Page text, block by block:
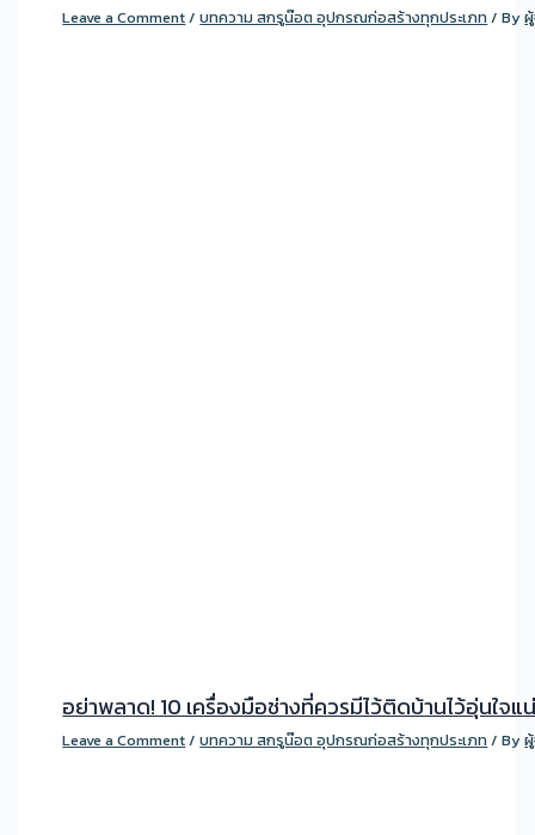
Leave a Comment/บทความ สกรูน๊อต อุปกรณก่อสร้างทุกประเภท / By
อย่าพลาด! 10 เครื่องมือช่างที่ควรมีไว้ติดบ้านไว้อุ่นใจ
Leave a Comment/บทความ สกรูน๊อต อุปกรณก่อสร้างทุกประเภท / By